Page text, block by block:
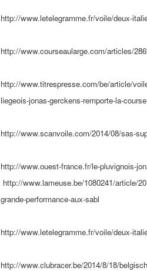
http://www.letelegramme.fr/voile/deux-
http://www.courseaularge.com/articles/
http://www.titrespresse.com/be/article/
liegeois-jonas-gerckens-remporte-la-
http://www.scanvoile.com/2014/08/sas-
http://www.ouest-france.fr/le-pluvignois-
http://www.lameuse.be/1080241/article/
grande-performance-aux-sabl
http://www.letelegramme.fr/voile/deux-
http://www.clubracer.be/2014/8/18/